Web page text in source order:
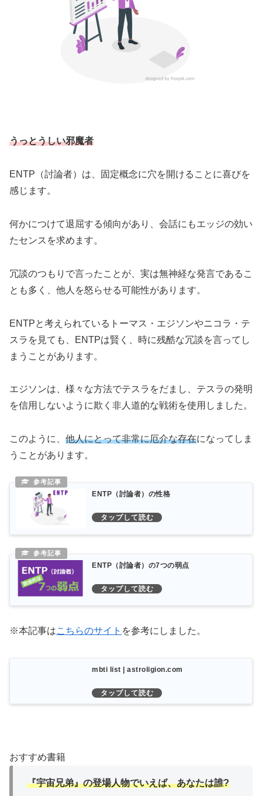
うっとうしい邪魔者
ENTP（討論者）は、固定概念に穴を開けることに喜びを
感じます。
何かにつけて退屈する傾向があり、会話にもエッジの効い
たセンスを求めます。
冗談のつもりで言ったことが、実は無神経な発言であるこ
とも多く、他人を怒らせる可能性があります。
ENTPと考えられているトーマス・エジソンやニコラ・テ
スラを見ても、ENTPは賢く、時に残酷な冗談を言ってし
まうことがあります。
エジソンは、様々な方法でテスラをだまし、テスラの発明
を信用しないように欺く非人道的な戦術を使用しました。
このように、 他人にとって非常に厄介な存在になってしま
うことがあります。
ENTP（討論者）の性格
ENTP（討論者）の7つの弱点
※本記事はこちらのサイト を参考にしました。
mbti list | astroligion.com
おすすめ書籍
『宇宙兄弟』の登場人物でいえば、あなたは誰?